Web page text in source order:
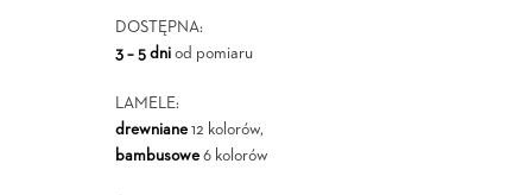
DOSTĘPNA:
3 – 5 dniod pomiaru
LAMELE:
drewniane12 kolorów,
bambusowe6 kolorów